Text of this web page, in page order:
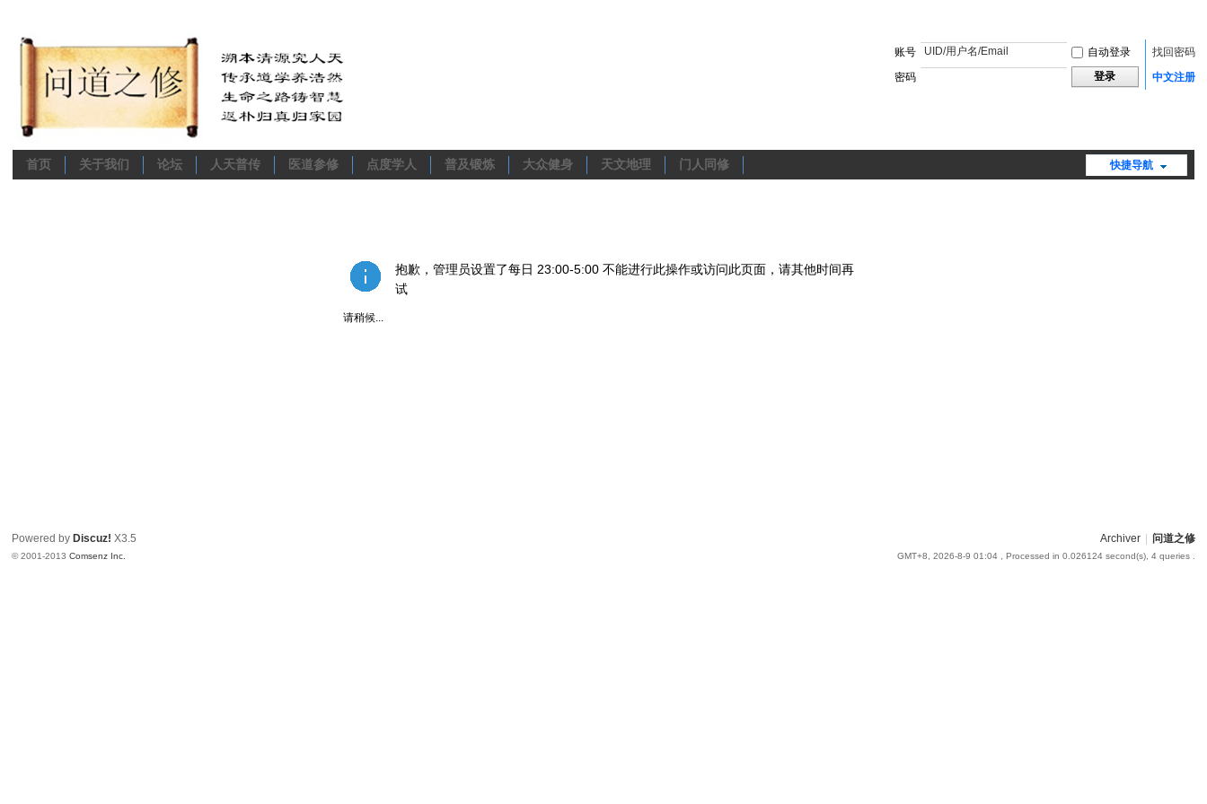
账号 自动登录
找回密码
密码
登录 中文注册
快捷导航
首页 关于我们 论坛 人天普传 医道参修 点度学人 普及锻炼 大众健身 天文地理 门人同修
抱歉，管理员设置了每日 23:00-5:00 不能进行此操作或访问此页面，请其他时间再
试
请稍候...
Archiver 问道之修
GMT+8, 2026-8-9 01:04, Processed in 0.026124 second(s), 4 queries .
Powered by Discuz! X3.5
© 2001-2013Comsenz Inc.